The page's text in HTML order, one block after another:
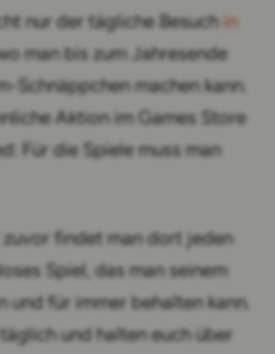
nur der tägliche Besuchin
man bis zum Jahresende
Schnäppchen machen kann.
Aktion im Games Store
Für die Spiele muss man
zuvor findet man dort jeden
Spiel, das man seinem
und für immer behalten kann.
und halten euch über